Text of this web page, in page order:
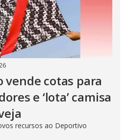
vende cotas para
e ‘lota’ camisa
recursos ao Deportivo